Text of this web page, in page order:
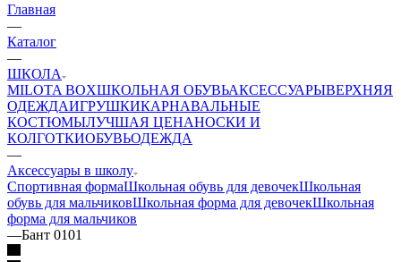
Главная
—
Каталог
—
ШКОЛА
MILOTA BOXШКОЛЬНАЯ ОБУВЬАКСЕССУАРЫВЕРХНЯЯ
ОДЕЖДАИГРУШКИКАРНАВАЛЬНЫЕ
КОСТЮМЫЛУЧШАЯ ЦЕНАНОСКИ И
КОЛГОТКИОБУВЬОДЕЖДА
—
Аксессуары в школу
Спортивная формаШкольная обувь для девочекШкольная
обувь для мальчиковШкольная форма для девочекШкольная
форма для мальчиков
—Бант 0101